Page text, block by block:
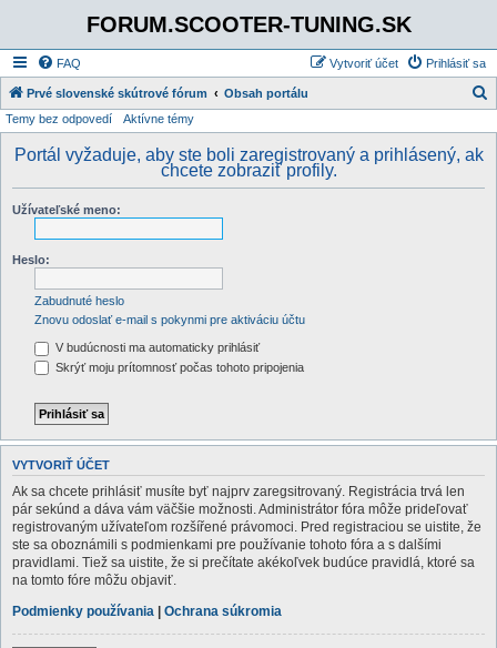
FORUM.SCOOTER-TUNING.SK
FAQ Prihlásiť sa
Vytvoriť účet
Prvé slovenské skútrové fórum Obsah portálu
Temy bez odpovedí Aktívne témy
Portál vyžaduje, aby ste boli zaregistrovaný a prihlásený, ak
chcete zobraziť profily.
Užívateľské meno:
Heslo:
Zabudnuté heslo
Znovu odoslať e-mail s pokynmi pre aktiváciu účtu
V budúcnosti ma automaticky prihlásiť
Skrýť moju prítomnosť počas tohoto pripojenia
VYTVORIŤ ÚČET
Ak sa chcete prihlásiť musíte byť najprv zaregsitrovaný. Registrácia trvá len
pár sekúnd a dáva vám väčšie možnosti. Administrátor fóra môže prideľovať
registrovaným užívateľom rozšířené právomoci. Pred registraciou se uistite, že
ste sa oboznámili s podmienkami pre používanie tohoto fóra a s dalšími
pravidlami. Tiež sa uistite, že si prečítate akékoľvek budúce pravidlá, ktoré sa
na tomto fóre môžu objaviť.
Podmienky používania | Ochrana súkromia